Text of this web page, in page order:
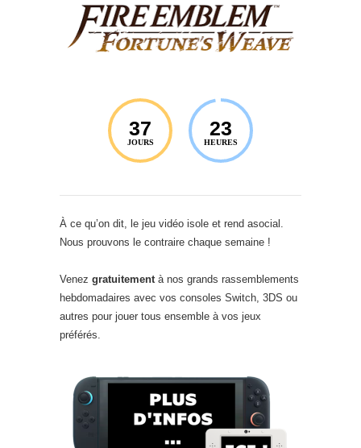
37
JOURS
23
HEURES
À ce qu’on dit, le jeu vidéo isole et rend asocial.
Nous prouvons le contraire chaque semaine !
Venez gratuitement à nos grands rassemblements
hebdomadaires avec vos consoles Switch, 3DS ou
autres pour jouer tous ensemble à vos jeux
préférés.